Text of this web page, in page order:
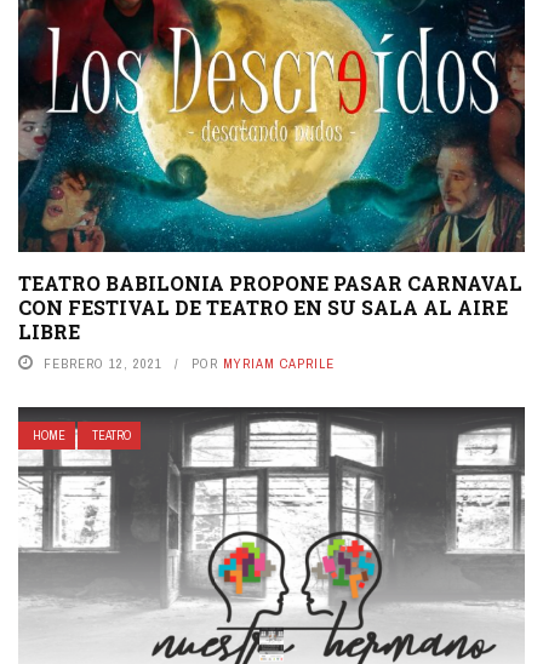
TEATRO BABILONIA PROPONE PASAR CARNAVAL
CON FESTIVAL DE TEATRO EN SU SALA AL AIRE
LIBRE
FEBRERO 12, 2021 POR MYRIAM CAPRILE
HOME TEATRO